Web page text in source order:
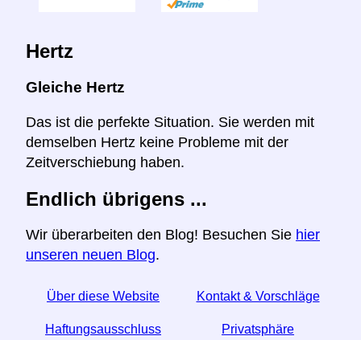
Hertz
Gleiche Hertz
Das ist die perfekte Situation. Sie werden mit
demselben Hertz keine Probleme mit der
Zeitverschiebung haben.
Endlich übrigens ...
Wir überarbeiten den Blog! Besuchen Sie hier
unseren neuen Blog.
Über diese Website Kontakt & Vorschläge
Haftungsausschluss Privatsphäre